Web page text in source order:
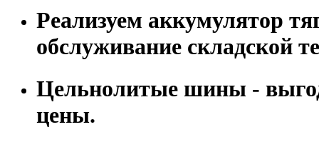
Реализуем аккумулятор
обслуживание складской
Цельнолитые шины -
цены.